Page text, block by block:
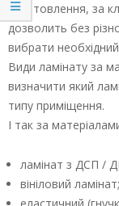
виготовлення, за
дозволить без
вибрати
Види ламінату за
визначити який
типу приміщення.
І так за
ламінат з ДСП /
вініловий ламінат;